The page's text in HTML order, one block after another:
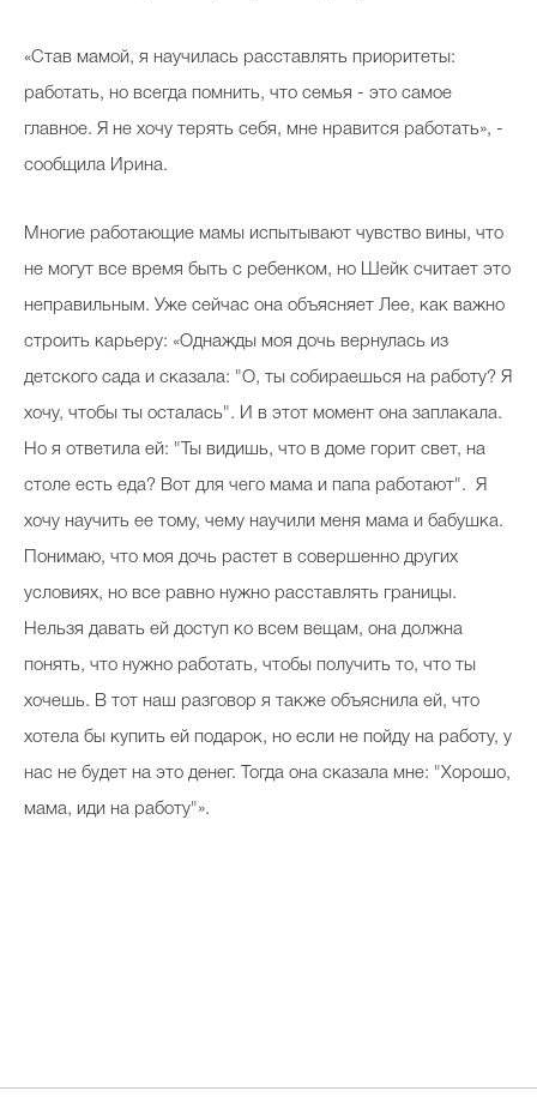
«Став мамой, я научилась расставлять приоритеты:
работать, но всегда помнить, что семья - это самое
главное. Я не хочу терять себя, мне нравится работать», -
сообщила Ирина.
Многие работающие мамы испытывают чувство вины, что
не могут все время быть с ребенком, но Шейк считает это
неправильным. Уже сейчас она объясняет Лее, как важно
строить карьеру: «Однажды моя дочь вернулась из
детского сада и сказала: "О, ты собираешься на работу? Я
хочу, чтобы ты осталась". И в этот момент она заплакала.
Но я ответила ей: "Ты видишь, что в доме горит свет, на
столе есть еда? Вот для чего мама и папа работают". Я
хочу научить ее тому, чему научили меня мама и бабушка.
Понимаю, что моя дочь растет в совершенно других
условиях, но все равно нужно расставлять границы.
Нельзя давать ей доступ ко всем вещам, она должна
понять, что нужно работать, чтобы получить то, что ты
хочешь. В тот наш разговор я также объяснила ей, что
хотела бы купить ей подарок, но если не пойду на работу, у
нас не будет на это денег. Тогда она сказала мне: "Хорошо,
мама, иди на работу"».